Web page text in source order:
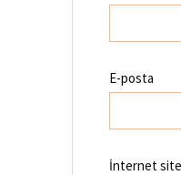
E-posta
İnternet